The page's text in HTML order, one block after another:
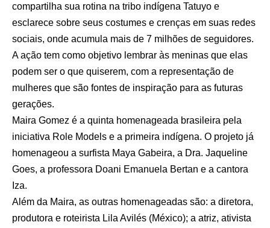
compartilha sua rotina na tribo indígena Tatuyo e
esclarece sobre seus costumes e crenças em suas redes
sociais, onde acumula mais de 7 milhões de seguidores.
A ação tem como objetivo lembrar às meninas que elas
podem ser o que quiserem, com a representação de
mulheres que são fontes de inspiração para as futuras
gerações.
Maira Gomez é a quinta homenageada brasileira pela
iniciativa Role Models e a primeira indígena. O projeto já
homenageou a surfista Maya Gabeira, a Dra. Jaqueline
Goes, a professora Doani Emanuela Bertan e a cantora
Iza.
Além da Maira, as outras homenageadas são: a diretora,
produtora e roteirista Lila Avilés (México); a atriz, ativista